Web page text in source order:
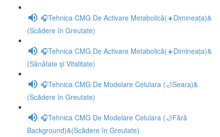
🎧Tehnica CMG De Activare Metabolică(☀️Dimineața)&
(Scădere în Greutate)
🎧Tehnica CMG De Activare Metabolică(☀️Dimineața)&
(Sănătate și Vitalitate)
🎧Tehnica CMG De Modelare Celulara (🌙Seara)&
(Scădere în Greutate)
🎧Tehnica CMG De Modelare Celulara (🌙Fără
Background)&(Scădere în Greutate)